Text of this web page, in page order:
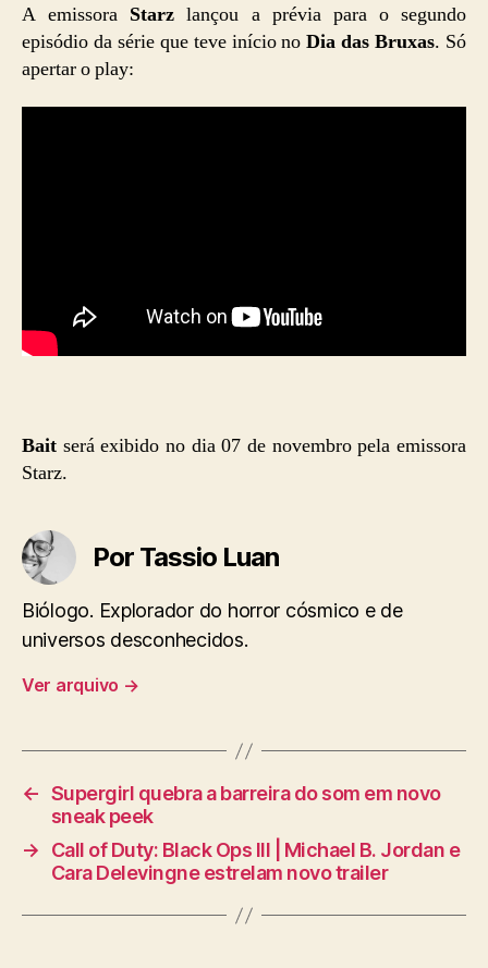
A emissora Starz lançou a prévia para o segundo
episódio da série que teve início noDia das Bruxas. Só
apertar o play:
Bait será exibido no dia 07 de novembro pela emissora
Starz.
Por Tassio Luan
Biólogo. Explorador do horror cósmico e de
universos desconhecidos.
Ver arquivo →
← Supergirl quebra a barreira do som em novo
sneak peek
→
Call of Duty: Black Ops III | Michael B. Jordan e
Cara Delevingne estrelam novo trailer